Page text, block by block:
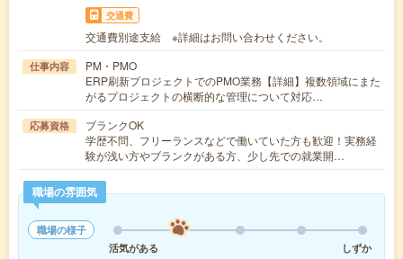
交通費
交通費別途支給 ※詳細はお問い合わせください。
仕事内容
PM・PMO
ERP刷新プロジェクトでのPMO業務【詳細】複数領域にまた
がるプロジェクトの横断的な管理について対応…
応募資格
ブランクOK
学歴不問、フリーランスなどで働いていた方も歓迎！実務経
験が浅い方やブランクがある方、少し先での就業開…
職場の雰囲気
職場の様子
活気がある
しずか